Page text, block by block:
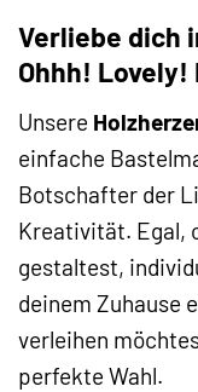
Verliebe dich
Ohhh! Lovely!
Unsere
einfache
Botschafter der
Kreativität. Egal,
gestaltest,
deinem Zuhause
verleihen
perfekte Wahl.